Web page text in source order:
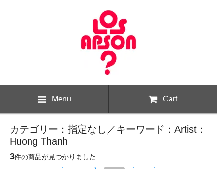
Menu Cart
カテゴリー：指定なし／キーワード：Artist：
Huong Thanh
3件の商品が見つかりました